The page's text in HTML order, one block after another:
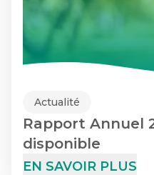
Actualité
Rapport Annuel
disponible
EN SAVOIR PLUS